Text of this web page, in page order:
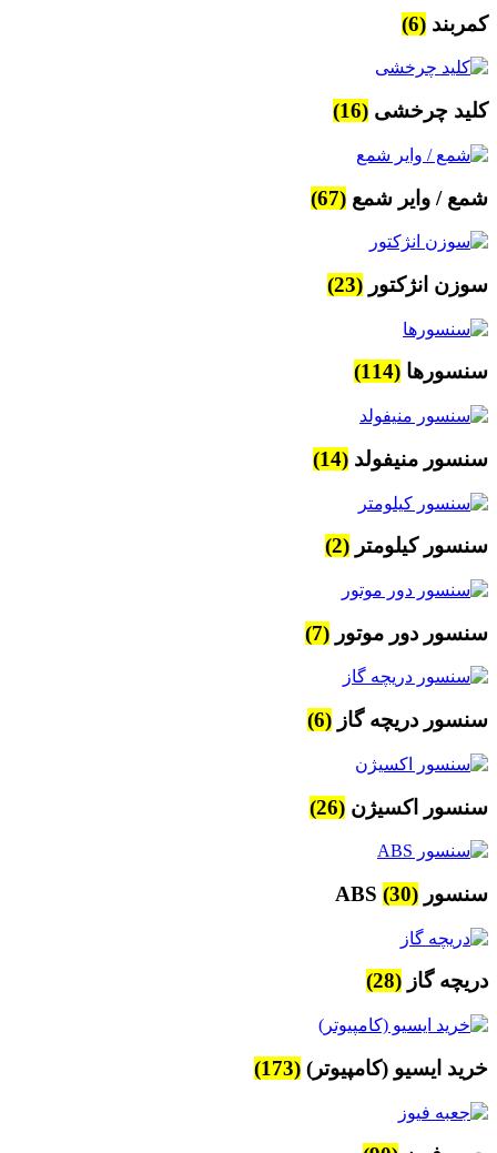
کمربند (6)
کلید چرخشی (16)
شمع / وایر شمع (67)
سوزن انژکتور (23)
سنسورها (114)
سنسور منیفولد (14)
سنسور کیلومتر (2)
سنسور دور موتور (7)
سنسور دریچه گاز (6)
سنسور اکسیژن (26)
سنسور ABS (30)
دریچه گاز (28)
خرید ایسیو (کامپیوتر) (173)